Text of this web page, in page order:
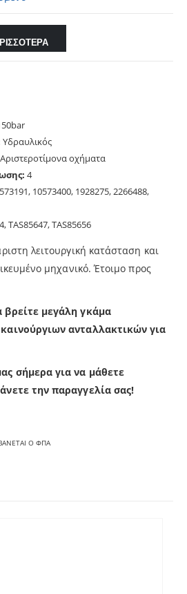
Υδραυλικός
Αριστεροτίμονα οχήματα
4
10573400, 1928275, 2266488,
TAS85647, TAS85656
λειτουργική κατάσταση και
μηχανικό. Έτοιμο προς
μεγάλη γκάμα
ανταλλακτικών για
σήμερα για να μάθετε
την παραγγελία σας!
Ο ΦΠΑ